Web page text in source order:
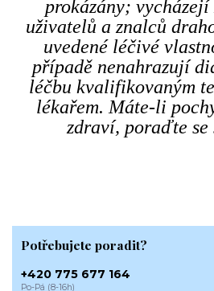
prokázány; vycházejí
uživatelů a znalců
uvedené léčivé
případě nenahrazují
léčbu kvalifikovaným
lékařem. Máte-li
zdraví, poraďte se
Potřebujete poradit?
+420 775 677 164
Po-Pá (8-16h)